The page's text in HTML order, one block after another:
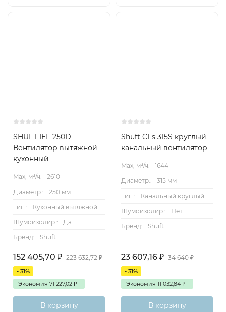
SHUFT IEF 250D
Вентилятор вытяжной
кухонный
Max, м³/ч:
2610
Диаметр.:
250 мм
Тип.:
Кухонный вытяжной
Шумоизолир.:
Да
Бренд:
Shuft
152 405,70 ₽ 223 632,72₽
- 31%
Экономия 71 227,02 ₽
В корзину
Shuft CFs 315S круглый
канальный вентилятор
Max, м³/ч:
1644
Диаметр.:
315 мм
Тип.:
Канальный круглый
Шумоизолир.:
Нет
Бренд:
Shuft
23 607,16 ₽ 34 640₽
- 31%
Экономия 11 032,84 ₽
В корзину